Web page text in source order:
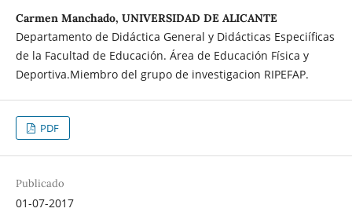
Carmen Manchado, UNIVERSIDAD DE ALICANTE
Departamento de Didáctica General y Didácticas Especiíficas
de la Facultad de Educación. Área de Educación Física y
Deportiva.Miembro del grupo de investigacion RIPEFAP.
PDF
Publicado
01-07-2017